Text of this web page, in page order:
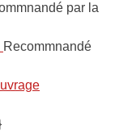
par la
Recommnandé